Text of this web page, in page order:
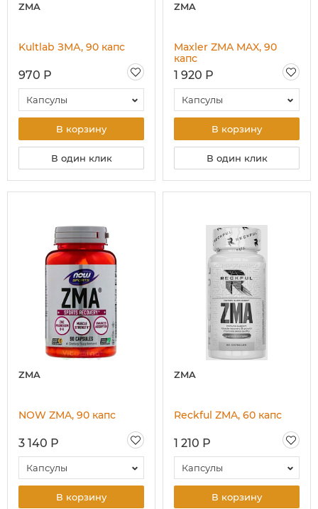
ZMA
Kultlab ЗМА, 90 капс
970 Р
Капсулы
В корзину
В один клик
ZMA
Maxler ZMA MAX, 90
капс
1 920 Р
Капсулы
В корзину
В один клик
ZMA
NOW ZMA, 90 капс
3 140 Р
Капсулы
В корзину
ZMA
Reckful ZMA, 60 капс
1 210 Р
Капсулы
В корзину